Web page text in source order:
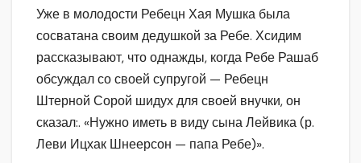
Уже в молодости Ребецн Хая Мушка была
сосватана своим дедушкой за Ребе. Хсидим
рассказывают, что однажды, когда Ребе Рашаб
обсуждал со своей супругой — Ребецн
Штерной Сорой шидух для своей внучки, он
сказал:. «Нужно иметь в виду сына Лейвика (р.
Леви Ицхак Шнеерсон — папа Ребе)».